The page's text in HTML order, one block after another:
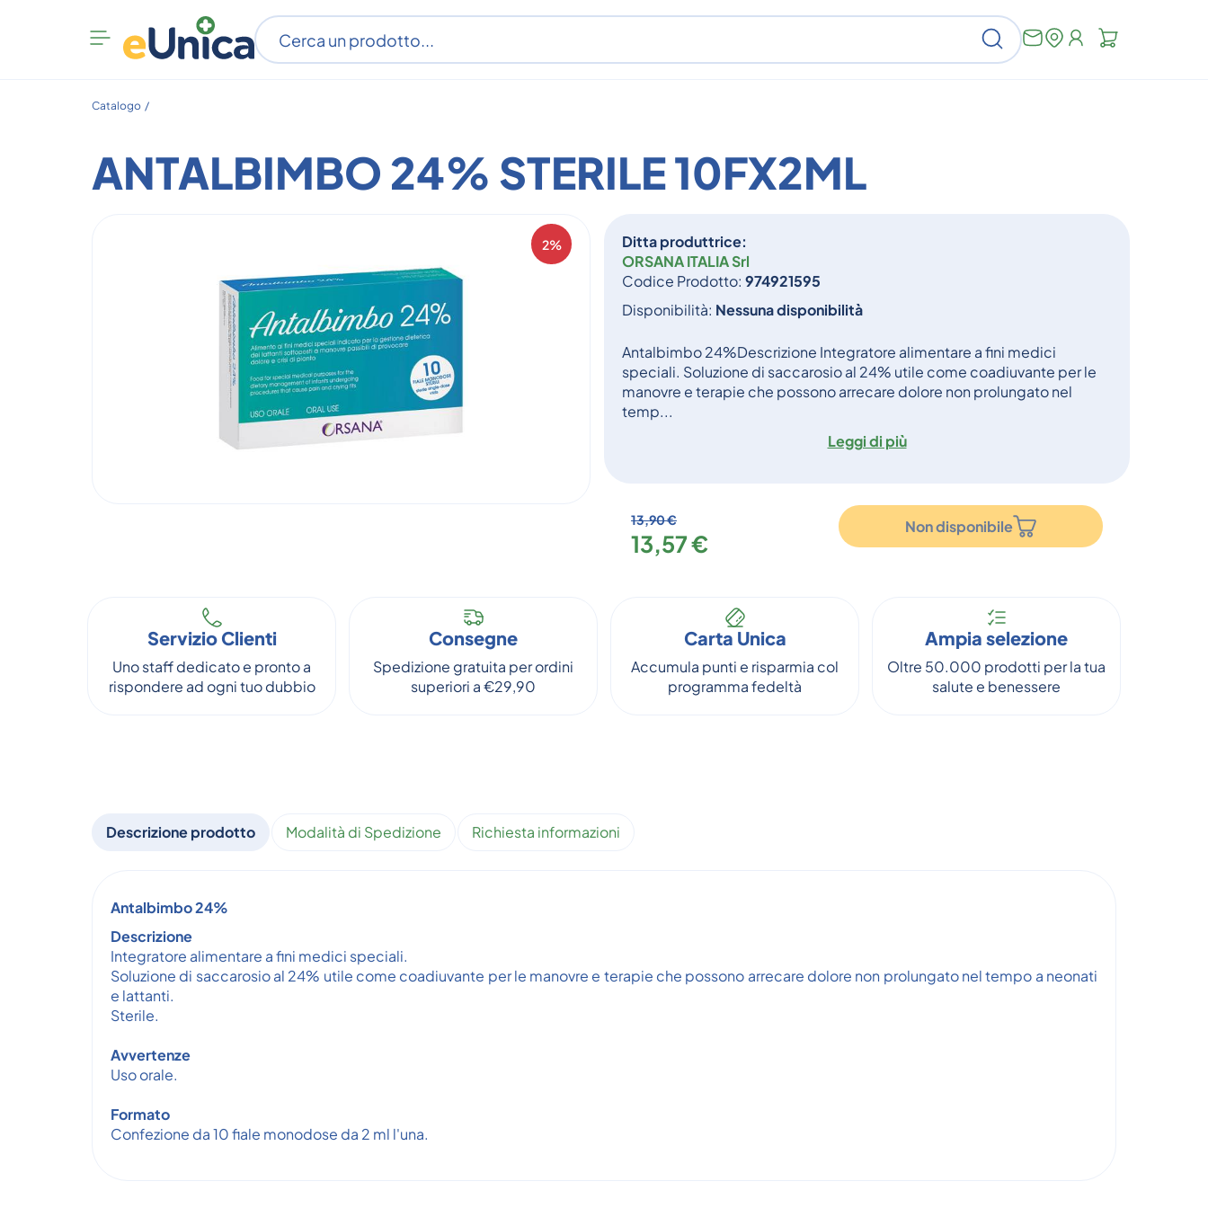
Apri
menu
Cerca
Catalogo /
ANTALBIMBO 24% STERILE 10FX2ML
2%
Ditta produttrice:
ORSANA ITALIA Srl
Codice Prodotto: 974921595
Disponibilità: Nessuna disponibilità
Antalbimbo 24%Descrizione Integratore alimentare a fini medici
speciali. Soluzione di saccarosio al 24% utile come coadiuvante per le
manovre e terapie che possono arrecare dolore non prolungato nel
temp...
Leggi di più
13,90 €
13,57 €
Non disponibile
Servizio Clienti
Uno staff dedicato e pronto a
rispondere ad ogni tuo dubbio
Consegne
Spedizione gratuita per ordini
superiori a €29,90
Carta Unica
Accumula punti e risparmia col
programma fedeltà
Ampia selezione
Oltre 50.000 prodotti per la tua
salute e benessere
Descrizione prodotto Modalità di Spedizione Richiesta informazioni
Antalbimbo 24%
Descrizione
Integratore alimentare a fini medici speciali.
Soluzione di saccarosio al 24% utile come coadiuvante per le manovre e terapie che possono arrecare dolore non prolungato nel tempo a neonati
e lattanti.
Sterile.
Avvertenze
Uso orale.
Formato
Confezione da 10 fiale monodose da 2 ml l'una.